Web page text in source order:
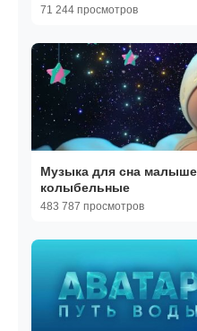
71 244 просмотров
Музыка для сна
колыбельные
483 787 просмотров